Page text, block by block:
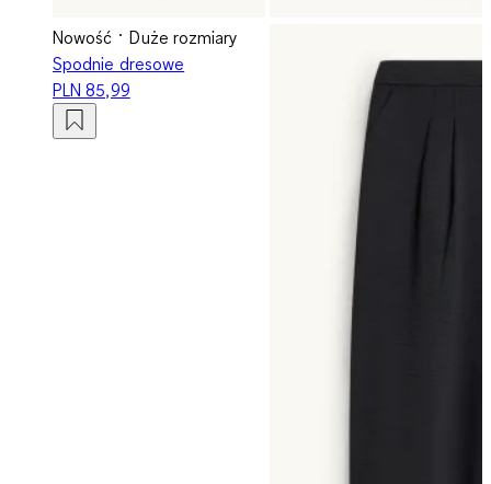
Nowość
Duże rozmiary
Spodnie dresowe
PLN 85,99